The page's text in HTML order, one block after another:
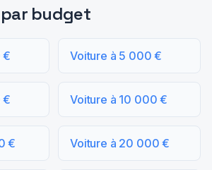
budget
€ Voiture à 5 000 €
€ Voiture à 10 000 €
€ Voiture à 20 000 €